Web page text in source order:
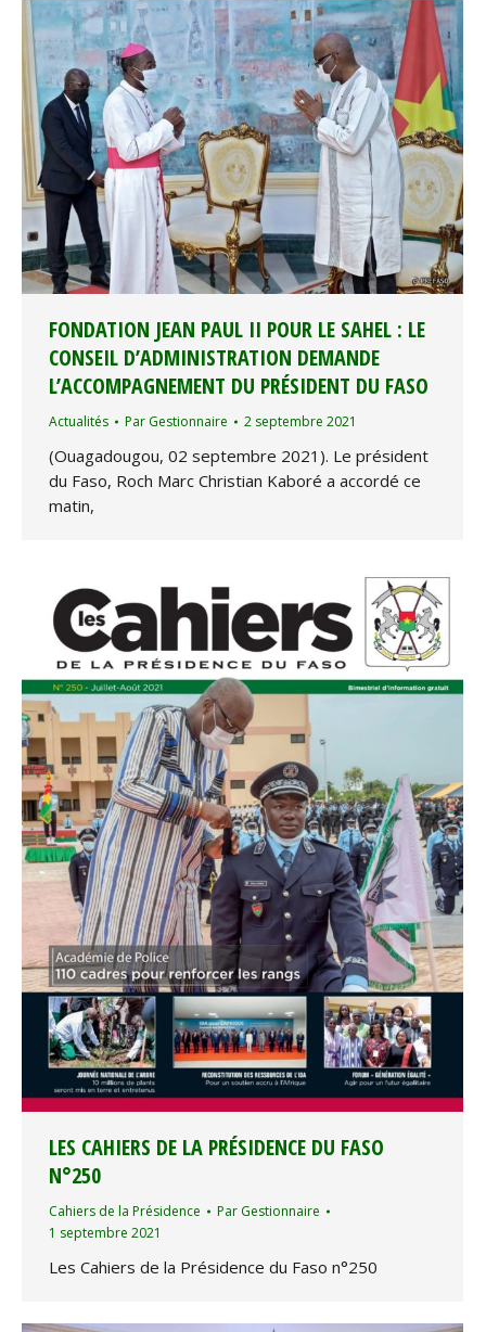
FONDATION JEAN PAUL II POUR LE SAHEL : LE
CONSEIL D’ADMINISTRATION DEMANDE
L’ACCOMPAGNEMENT DU PRÉSIDENT DU FASO
Actualités Par Gestionnaire 2 septembre 2021
(Ouagadougou, 02 septembre 2021). Le président
du Faso, Roch Marc Christian Kaboré a accordé ce
matin,
LES CAHIERS DE LA PRÉSIDENCE DU FASO
N°250
Cahiers de la Présidence Par Gestionnaire
1 septembre 2021
Les Cahiers de la Présidence du Faso n°250